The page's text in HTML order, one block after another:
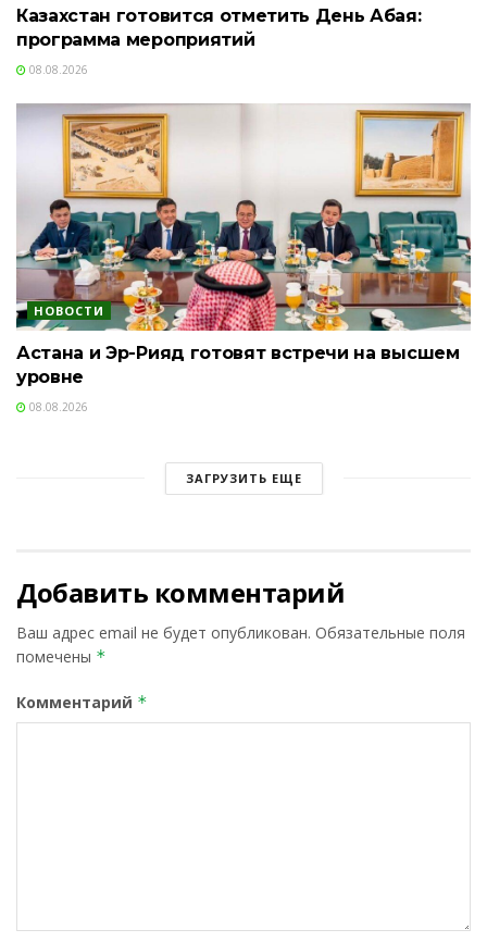
Казахстан готовится отметить День Абая:
программа мероприятий
08.08.2026
НОВОСТИ
Астана и Эр-Рияд готовят встречи на высшем
уровне
08.08.2026
ЗАГРУЗИТЬ ЕЩЕ
Добавить комментарий
Ваш адрес email не будет опубликован. Обязательные поля
помечены *
Комментарий *